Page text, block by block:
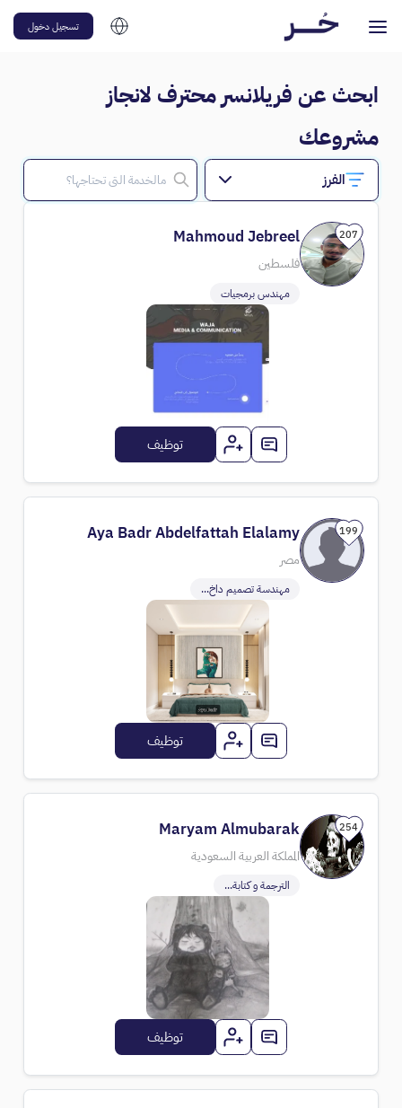
تسجيل دخول
ابحث عن فريلانسر محترف لانجاز
مشروعك
الفرز
207
Mahmoud Jebreel
فلسطين
مهندس برمجيات
توظيف
199
Aya Badr Abdelfattah Elalamy
مصر
مهندسة تصميم داخ...
توظيف
254
Maryam Almubarak
المملكة العربية السعودية
الترجمة و كتابة...
توظيف